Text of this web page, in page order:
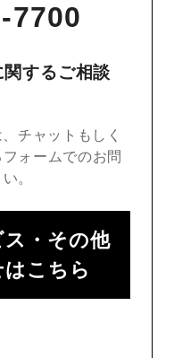
7700
するご相談
チャットもしく
ォームでのお問
。
ス・その他
こちら